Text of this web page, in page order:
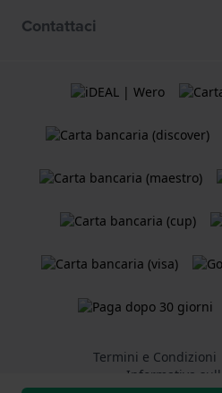
Contattaci
Termini e Condizioni
Informativa